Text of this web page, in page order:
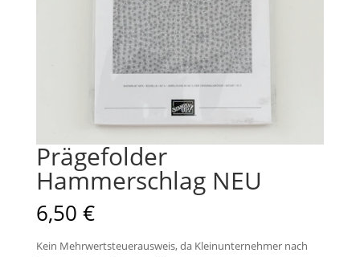
Prägefolder
Hammerschlag NEU
6,50 €
Kein Mehrwertsteuerausweis, da Kleinunternehmer nach